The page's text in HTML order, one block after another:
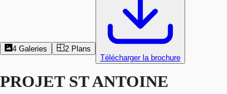
4 Galeries 2 Plans
Télécharger la brochure
PROJET ST ANTOINE